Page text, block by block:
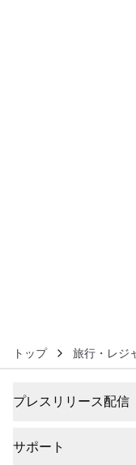
トップ 旅行・レジ
プレスリリース配信
サポート